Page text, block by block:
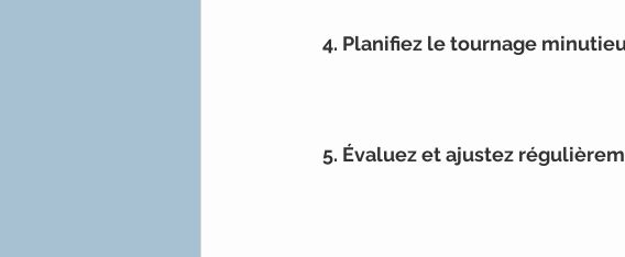
4. Planifiez le tournage
5. Évaluez et ajustez